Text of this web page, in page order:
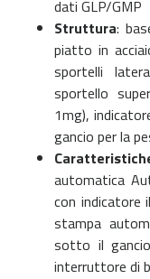
dati GLP/GMP
Struttura:
piatto in
sportelli
sportello
1mg),
gancio per la
automatica
con indicatore
stampa
sotto il
interruttore di